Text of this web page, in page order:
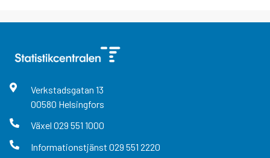
Verkstadsgatan 13
00580 Helsingfors
Växel 029 551 1000
Informationstjänst 029 551 2220